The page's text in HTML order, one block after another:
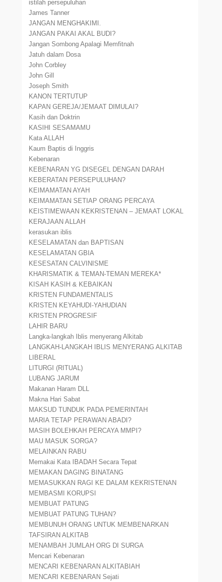
istilah persepuluhan
James Tanner
JANGAN MENGHAKIMI.
JANGAN PAKAI AKAL BUDI?
Jangan Sombong Apalagi Memfitnah
Jatuh dalam Dosa
John Corbley
John Gill
Joseph Smith
KANON TERTUTUP
KAPAN GEREJA/JEMAAT DIMULAI?
Kasih dan Doktrin
KASIHI SESAMAMU
Kata ALLAH
Kaum Baptis di Inggris
Kebenaran
KEBENARAN YG DISEGEL DENGAN DARAH
KEBERATAN PERSEPULUHAN?
KEIMAMATAN AYAH
KEIMAMATAN SETIAP ORANG PERCAYA
KEISTIMEWAAN KEKRISTENAN – JEMAAT LOKAL
KERAJAAN ALLAH
kerasukan iblis
KESELAMATAN dan BAPTISAN
KESELAMATAN GBIA
KESESATAN CALVINISME
KHARISMATIK & TEMAN-TEMAN MEREKA*
KISAH KASIH & KEBAIKAN
KRISTEN FUNDAMENTALIS
KRISTEN KEYAHUDI-YAHUDIAN
KRISTEN PROGRESIF
LAHIR BARU
Langka-langkah Iblis menyerang Alkitab
LANGKAH-LANGKAH IBLIS MENYERANG ALKITAB
LIBERAL
LITURGI (RITUAL)
LUBANG JARUM
Makanan Haram DLL
Makna Hari Sabat
MAKSUD TUNDUK PADA PEMERINTAH
MARIA TETAP PERAWAN ABADI?
MASIH BOLEHKAH PERCAYA MMPI?
MAU MASUK SORGA?
MELAINKAN RABU
Memakai Kata IBADAH Secara Tepat
MEMAKAN DAGING BINATANG
MEMASUKKAN RAGI KE DALAM KEKRISTENAN
MEMBASMI KORUPSI
MEMBUAT PATUNG
MEMBUAT PATUNG TUHAN?
MEMBUNUH ORANG UNTUK MEMBENARKAN
TAFSIRAN ALKITAB
MENAMBAH JUMLAH ORG DI SURGA
Mencari Kebenaran
MENCARI KEBENARAN ALKITABIAH
MENCARI KEBENARAN Sejati